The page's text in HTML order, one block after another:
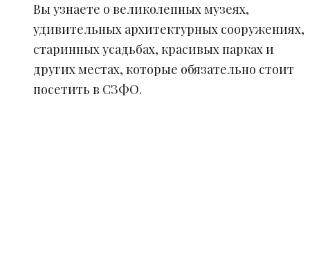
Вы узнаете о великолепных музеях,
удивительных архитектурных сооружениях,
старинных усадьбах, красивых парках и
других местах, которые обязательно стоит
посетить в СЗФО.